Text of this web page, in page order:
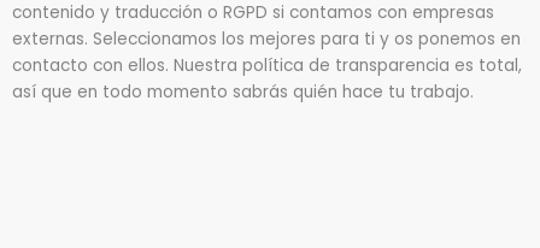
contenido y traducción o RGPD si contamos con empresas
externas. Seleccionamos los mejores para ti y os ponemos en
contacto con ellos. Nuestra política de transparencia es total,
así que en todo momento sabrás quién hace tu trabajo.